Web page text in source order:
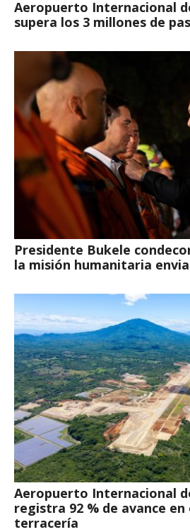
Aeropuerto Internacional
supera los 3 millones de
Presidente Bukele
la misión humanitaria
Aeropuerto Internacional
registra 92 % de avance en
terracería